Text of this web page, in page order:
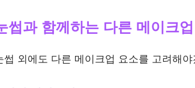
썹과 함께하는 다른 메이크
썹 외에도 다른 메이크업 요소를 고려해